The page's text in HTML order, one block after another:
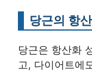
당근의 항
당근은 항산화
고, 다이어트에